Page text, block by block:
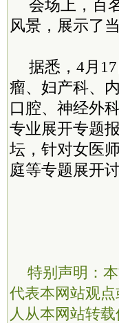
会场上，百
风景，展示了
据悉，4月
瘤、妇产科、
口腔、神经外
专业展开专题
坛，针对女医
庭等专题展开讨
特别声明：
代表本网站观
人从本网站转